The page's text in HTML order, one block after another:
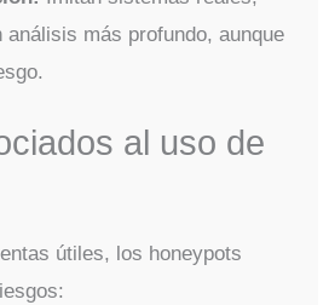
análisis más profundo, aunque
al uso de
útiles, los honeypots